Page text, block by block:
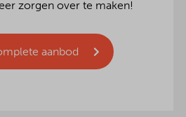
zorgen over te maken!
aanbod